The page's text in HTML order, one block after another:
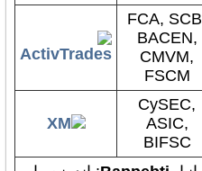
FCA,
BACEN,
CMVM,
FSCM
CySEC,
ASIC,
BIFSC